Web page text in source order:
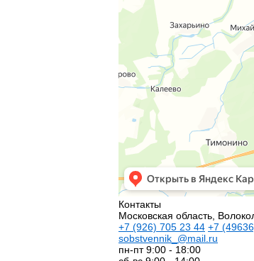
Контакты
Московская область,
+7 (926) 705 23 44 +7
sobstvennik_@mail.ru
пн-пт 9:00 - 18:00